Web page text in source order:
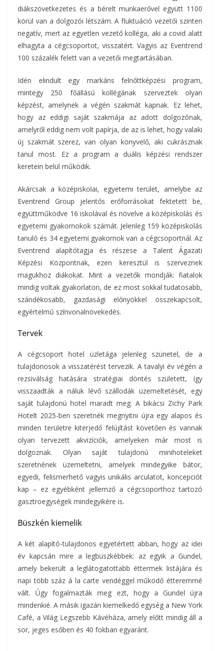
diákszövetkezetes és a bérelt munkaerővel együtt 1100
körül van a dolgozói létszám. A fluktuáció vezetői szinten
negatív, mert az egyetlen vezető kolléga, aki a covid alatt
elhagyta a cégcsoportot, visszatért. Vagyis az Eventrend
100 százalék felett van a vezetői megtartásában.
Idén elindult egy markáns felnőttképzési program,
mintegy 250 főállású kollégának szerveztek olyan
képzést, amelynek a végén szakmát kapnak. Ez lehet,
hogy az eddigi saját szakmája az adott dolgozónak,
amelyről eddig nem volt papírja, de az is lehet, hogy valaki
új szakmát szerez, van olyan könyvelő, aki cukrásznak
tanul most. Ez a program a duális képzési rendszer
keretein belül működik.
Akárcsak a középiskolai, egyetemi terület, amelybe az
Eventrend Group jelentős erőforrásokat fektetett be,
együttműködve 16 iskolával és növelve a középiskolás és
egyetemi gyakornokok számát. Jelenleg 159 középiskolás
tanuló és 34 egyetemi gyakornok van a cégcsoportnál. Az
Eventrend alapítótagja és részese a Talent Ágazati
Képzési Központnak, ezen keresztül is szerveznek
magukhoz diákokat. Mint a vezetők mondják: fiatalok
mindig voltak gyakorlaton, de ez most sokkal tudatosabb,
szándékosabb, gazdasági előnyökkel összekapcsolt,
egyértelmű színvonalnövekedés.
Tervek
A cégcsoport hotel üzletága jelenleg szünetel, de a
tulajdonosok a visszatérést tervezik. A tavalyi év végén a
rezsiválság hatására stratégiai döntés született, így
visszaadták a náluk lévő szállodák üzemeltetését, egy
saját tulajdonú hotel maradt meg. A bikácsi Zichy Park
Hotelt 2025-ben szeretnék megnyitni újra egy alapos és
minden területre kiterjedő felújítást követően és vannak
olyan tervezett akvizíciók, amelyeken már most is
dolgoznak. Olyan saját tulajdonú minihoteleket
szeretnének üzemeltetni, amelyek mindegyike bátor,
egyedi, felismerhető vagyis unikális arculatot, koncepciót
kap – ez egyébként jellemző a cégcsoporthoz tartozó
gasztroegységek mindegyikére is.
Büszkén kiemelik
A két alapító-tulajdonos egyetértett abban, hogy az idei
év kapcsán mire a legbüszkébbek: az egyik a Gundel,
amely bekerült a leglátogatottabb éttermek listájára és
napi több száz á la carte vendéggel működő étteremmé
vált. Úgy fogalmazták meg ezt, hogy a Gundel újra
mindenkié. A másik igazán kiemelkedő egység a New York
Café, a Világ Legszebb Kávéháza, amely előtt mindig áll a
sor, jeges esőben és 40 fokban egyaránt.